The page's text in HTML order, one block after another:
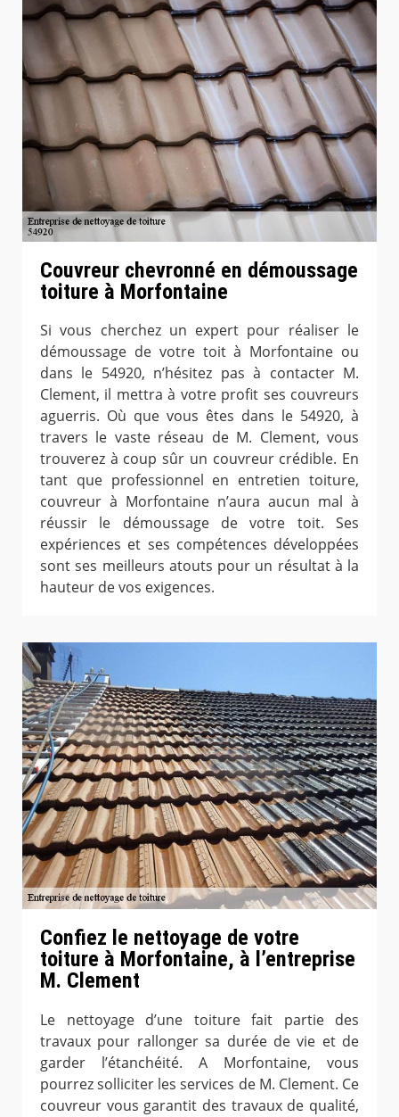
Couvreur chevronné en démoussage
toiture à Morfontaine
Si vous cherchez un expert pour réaliser le
démoussage de votre toit à Morfontaine ou
dans le 54920, n’hésitez pas à contacter M.
Clement, il mettra à votre profit ses couvreurs
aguerris. Où que vous êtes dans le 54920, à
travers le vaste réseau de M. Clement, vous
trouverez à coup sûr un couvreur crédible. En
tant que professionnel en entretien toiture,
couvreur à Morfontaine n’aura aucun mal à
réussir le démoussage de votre toit. Ses
expériences et ses compétences développées
sont ses meilleurs atouts pour un résultat à la
hauteur de vos exigences.
Confiez le nettoyage de votre
toiture à Morfontaine, à l’entreprise
M. Clement
Le nettoyage d’une toiture fait partie des
travaux pour rallonger sa durée de vie et de
garder l’étanchéité. A Morfontaine, vous
pourrez solliciter les services de M. Clement. Ce
couvreur vous garantit des travaux de qualité,